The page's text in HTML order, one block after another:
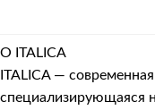
О ITALICA
ITALICA —
специализирующаяся